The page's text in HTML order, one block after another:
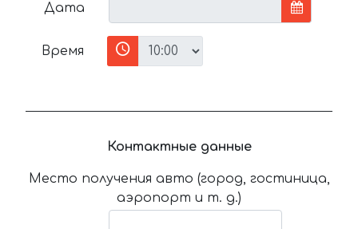
Дата
Время
Контактные данные
Место получения авто (город, гостиница,
аэропорт и т. д.)